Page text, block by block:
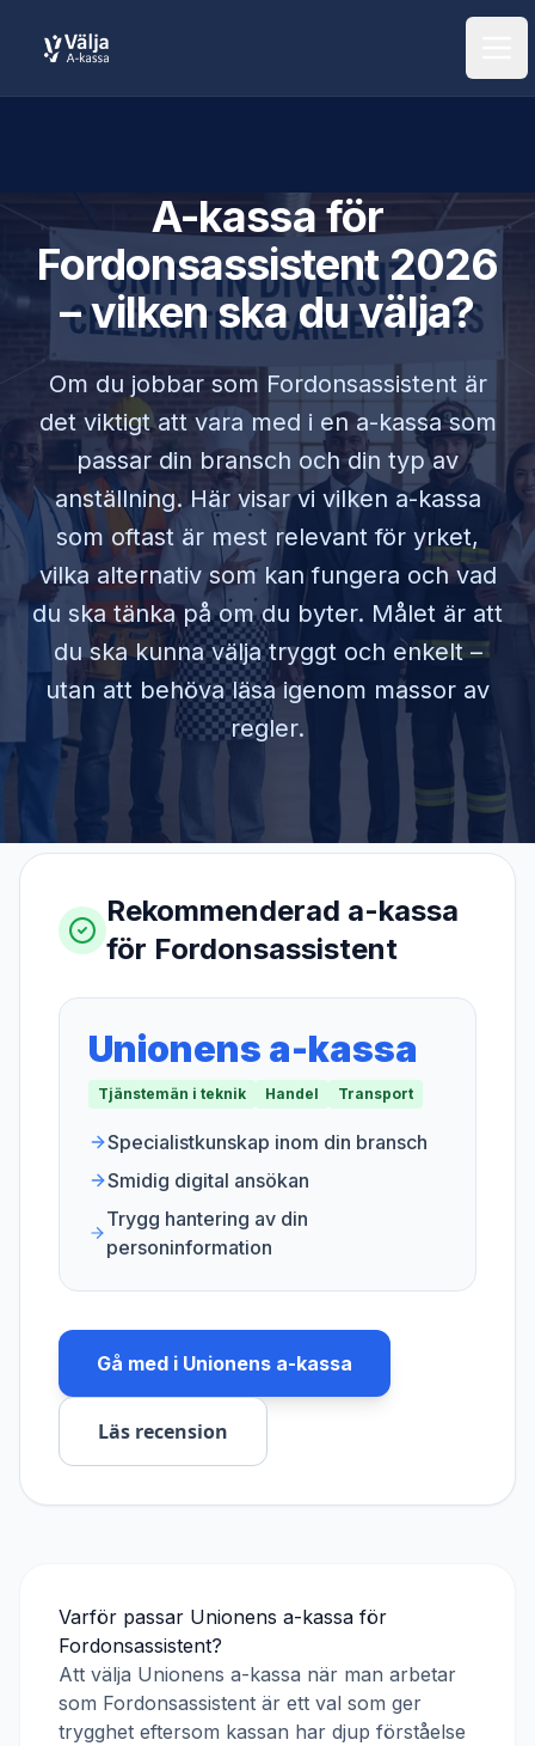
A-kassa för
Fordonsassistent2026
– vilken ska du välja?
Om du jobbar som Fordonsassistentär
det viktigt att vara med i en a-kassa som
passar din bransch och din typ av
anställning. Här visar vi vilken a-kassa
som oftast är mest relevant för yrket,
vilka alternativ som kan fungera och vad
du ska tänka på om du byter. Målet är att
du ska kunna välja tryggt och enkelt –
utan att behöva läsa igenom massor av
regler.
Rekommenderad a-kassa
för Fordonsassistent
Unionens a-kassa
Tjänstemän i teknik Handel Transport
Specialistkunskap inom din bransch
Smidig digital ansökan
Trygg hantering av din
personinformation
Gå med i Unionens a-kassa
Läs recension
Varför passar Unionens a-kassa för
Fordonsassistent?
Att välja Unionens a-kassa när man arbetar
som Fordonsassistent är ett val som ger
trygghet eftersom kassan har djup förståelse